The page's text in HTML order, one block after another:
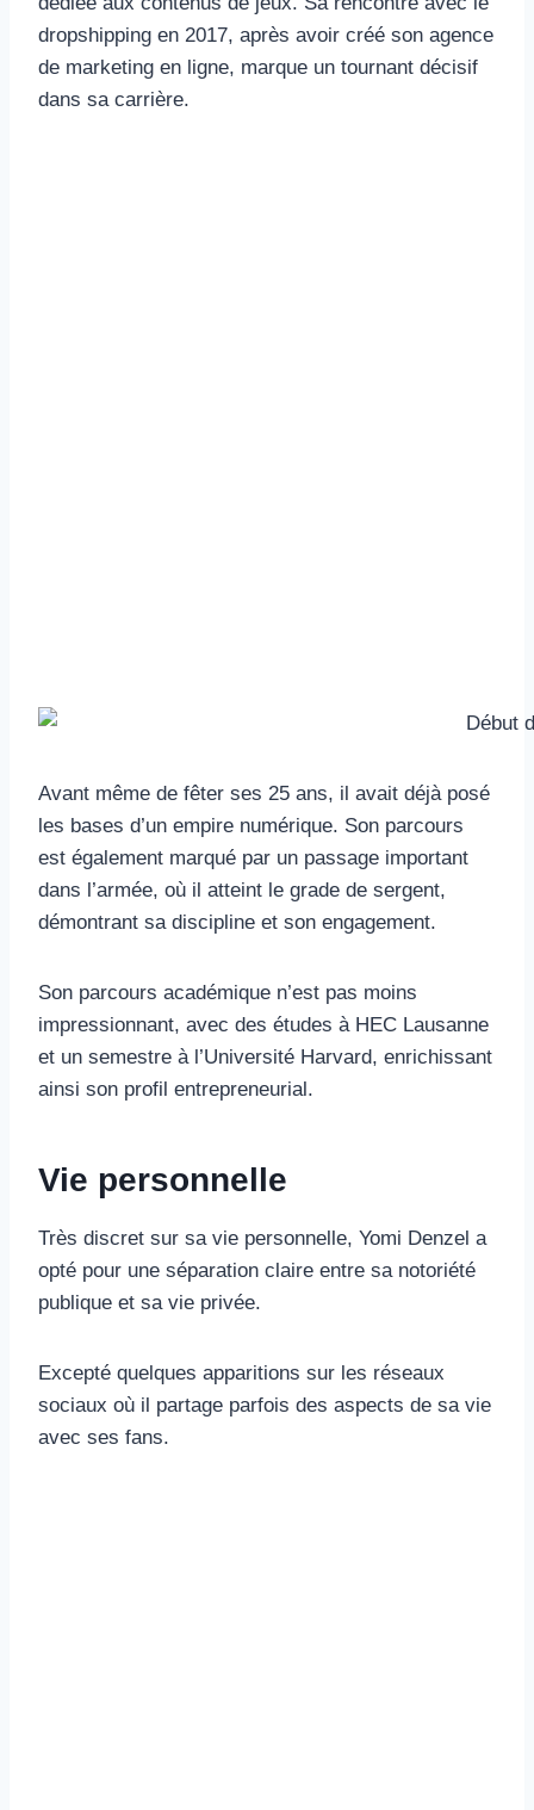
dropshipping en 2017, après avoir créé son agence
de marketing en ligne, marque un tournant décisif
dans sa carrière.
Avant même de fêter ses 25 ans, il avait déjà posé
les bases d’un empire numérique. Son parcours
est également marqué par un passage important
dans l’armée, où il atteint le grade de sergent,
démontrant sa discipline et son engagement.
Son parcours académique n’est pas moins
impressionnant, avec des études à HEC Lausanne
et un semestre à l’Université Harvard, enrichissant
ainsi son profil entrepreneurial.
Vie personnelle
Très discret sur sa vie personnelle, Yomi Denzel a
opté pour une séparation claire entre sa notoriété
publique et sa vie privée.
Excepté quelques apparitions sur les réseaux
sociaux où il partage parfois des aspects de sa vie
avec ses fans.